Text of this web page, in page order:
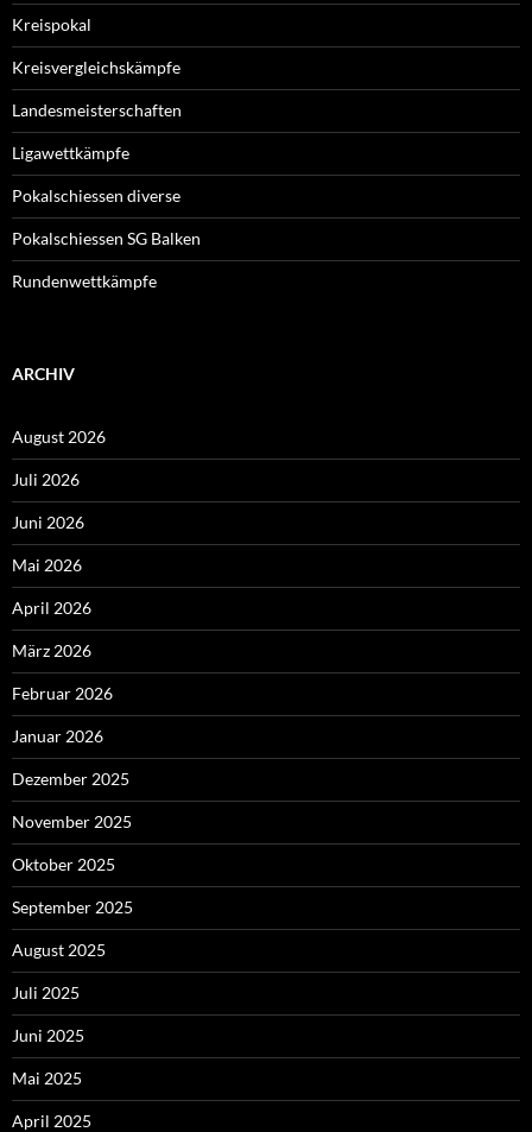
Kreispokal
Kreisvergleichskämpfe
Landesmeisterschaften
Ligawettkämpfe
Pokalschiessen diverse
Pokalschiessen SG Balken
Rundenwettkämpfe
ARCHIV
August 2026
Juli 2026
Juni 2026
Mai 2026
April 2026
März 2026
Februar 2026
Januar 2026
Dezember 2025
November 2025
Oktober 2025
September 2025
August 2025
Juli 2025
Juni 2025
Mai 2025
April 2025